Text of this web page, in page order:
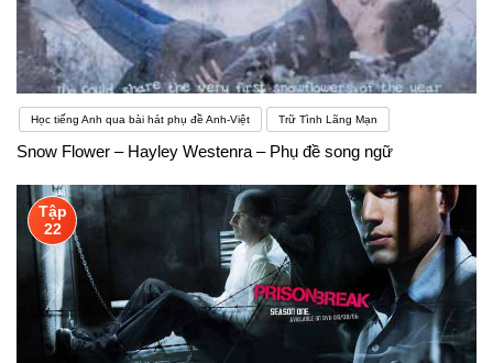
Học tiếng Anh qua bài hát phụ đề Anh-Việt Trữ Tình Lãng Mạn
Snow Flower – Hayley Westenra – Phụ đề song ngữ
Tập
22